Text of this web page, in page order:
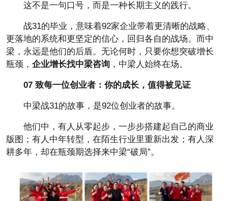
这不是一句口号，而是一种长期主义的践行。
战31的毕业，意味着92家企业带着更清晰的战略、
更落地的系统和更坚定的信心，回归各自的战场。而中
梁，永远是他们的后盾。无论何时，只要你想突破增长
瓶颈， 企业增长找中梁咨询 ，中梁人始终在场。
07 致每一位创业者：你的成长，值得被见证
中梁战31的故事，是92位创业者的故事。
他们中，有人从零起步，一步步搭建起自己的商业
版图；有人中年转型，在陌生行业里重新出发；有人深
耕多年，却在瓶颈期选择来中梁“破局”。